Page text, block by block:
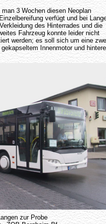
3 Wochen diesen Neoplan
verfügt und bei
des Hinterrades und die
Fahrzeug konnte leider nicht
werden; es soll sich um eine
Innenmotor und
zur Probe